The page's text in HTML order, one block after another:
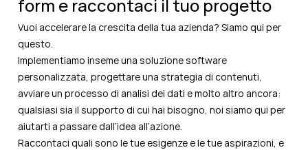
form e raccontaci il tuo progetto
Vuoi accelerare la crescita della tua azienda? Siamo qui per
questo.
Implementiamo inseme una soluzione software
personalizzata, progettare una strategia di contenuti,
avviare un processo di analisi dei dati e molto altro ancora:
qualsiasi sia il supporto di cui hai bisogno, noi siamo qui per
aiutarti a passare dall’idea all’azione.
Raccontaci quali sono le tue esigenze e le tue aspirazioni, e